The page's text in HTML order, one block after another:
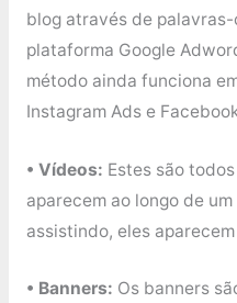
blog através de
plataforma Google
método ainda funciona
Instagram Ads e
• Vídeos: Estes são
aparecem ao longo de
assistindo, eles
• Banners: Os banners